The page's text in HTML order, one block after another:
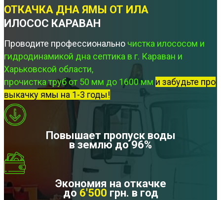
ОТКАЧКА ДНА ЯМЫ ОТ ИЛА
ИЛОСОС КАРАВАН
Проводите профессионально чистка илососом и
гидродинамикой дна септика в г. Караван и
Харьковской области,
прочистка труб от 50 мм до 1600 мм и забудьте про
выкачку ямы на 1-3 годы!
Повышает пропуск воды
в землю до 96%
Экономия на откачке
до 6'500 грн. в год